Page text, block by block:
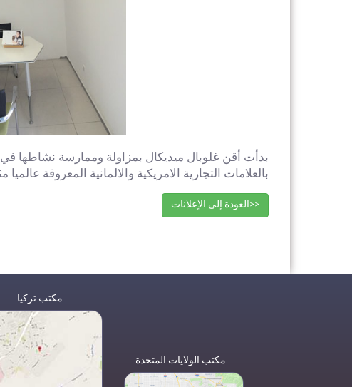
بالعلامات التجارية الامريكية والالمانية المعروفة عالميا مثل
<<العودة إلى الإعلانات
مكتب تركيا
مكتب الولايات المتحدة